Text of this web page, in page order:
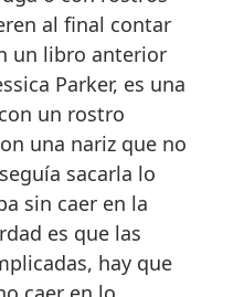
al final contar
un libro anterior
Parker, es una
un rostro
una nariz que no
sacarla lo
sin caer en la
es que las
hay que